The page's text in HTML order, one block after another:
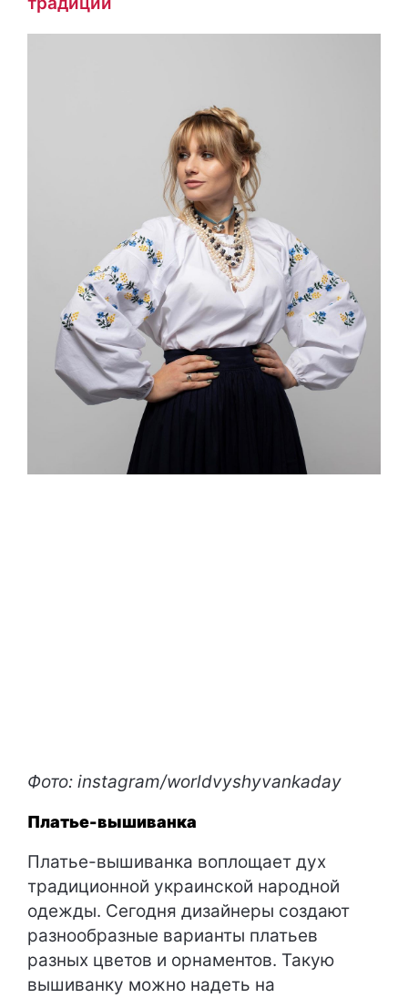
Фото: instagram/worldvyshyvankaday
Платье-вышиванка
Платье-вышиванка воплощает дух
традиционной украинской народной
одежды. Сегодня дизайнеры создают
разнообразные варианты платьев
разных цветов и орнаментов. Такую
вышиванку можно надеть на